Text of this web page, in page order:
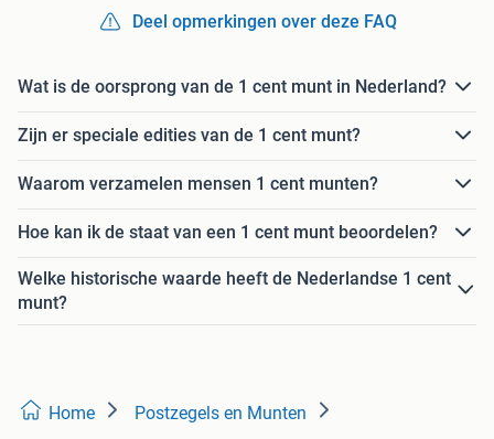
Deel opmerkingen over deze FAQ
Wat is de oorsprong van de 1 cent munt in Nederland?
Zijn er speciale edities van de 1 cent munt?
Waarom verzamelen mensen 1 cent munten?
Hoe kan ik de staat van een 1 cent munt beoordelen?
Welke historische waarde heeft de Nederlandse 1 cent
munt?
Home Postzegels en Munten